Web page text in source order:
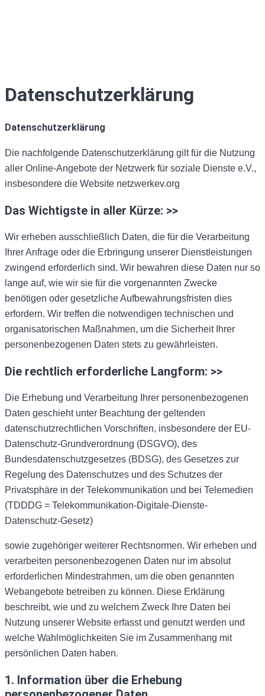
Datenschutzerklärung
Datenschutzerklärung
Die nachfolgende Datenschutzerklärung gilt für die Nutzung
aller Online-Angebote der Netzwerk für soziale Dienste e.V.,
insbesondere die Website netzwerkev.org
Das Wichtigste in aller Kürze: >>
Wir erheben ausschließlich Daten, die für die Verarbeitung
Ihrer Anfrage oder die Erbringung unserer Dienstleistungen
zwingend erforderlich sind. Wir bewahren diese Daten nur so
lange auf, wie wir sie für die vorgenannten Zwecke
benötigen oder gesetzliche Aufbewahrungsfristen dies
erfordern. Wir treffen die notwendigen technischen und
organisatorischen Maßnahmen, um die Sicherheit Ihrer
personenbezogenen Daten stets zu gewährleisten.
Die rechtlich erforderliche Langform: >>
Die Erhebung und Verarbeitung Ihrer personenbezogenen
Daten geschieht unter Beachtung der geltenden
datenschutzrechtlichen Vorschriften, insbesondere der EU-
Datenschutz-Grundverordnung (DSGVO), des
Bundesdatenschutzgesetzes (BDSG), des Gesetzes zur
Regelung des Datenschutzes und des Schutzes der
Privatsphäre in der Telekommunikation und bei Telemedien
(TDDDG = Telekommunikation-Digitale-Dienste-
Datenschutz-Gesetz)
sowie zugehöriger weiterer Rechtsnormen. Wir erheben und
verarbeiten personenbezogenen Daten nur im absolut
erforderlichen Mindestrahmen, um die oben genannten
Webangebote betreiben zu können. Diese Erklärung
beschreibt, wie und zu welchem Zweck Ihre Daten bei
Nutzung unserer Website erfasst und genutzt werden und
welche Wahlmöglichkeiten Sie im Zusammenhang mit
persönlichen Daten haben.
1. Information über die Erhebung